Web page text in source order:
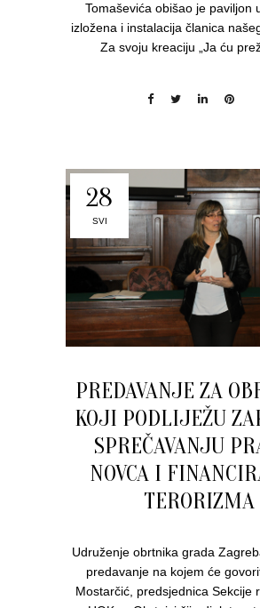
Tomaševića obišao je paviljon
izložena i instalacija članica
Za svoju kreaciju „Ja ću
28
SVI
PREDAVANJE ZA
KOJI PODLIJEŽU
SPREČAVANJU
NOVCA I
TERORIZMA
Udruženje obrtnika grada
predavanje na kojem će
Mostarčić, predsjednica Sekcije